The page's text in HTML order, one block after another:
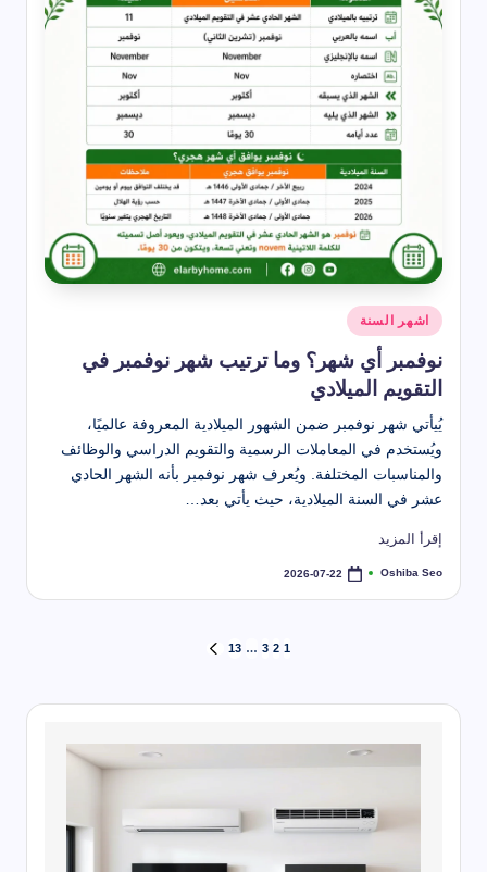
نُشر
في
اشهر السنة
نوفمبر أي شهر؟ وما ترتيب شهر نوفمبر في
التقويم الميلادي
يُيأتي شهر نوفمبر ضمن الشهور الميلادية المعروفة عالميًا،
ويُستخدم في المعاملات الرسمية والتقويم الدراسي والوظائف
والمناسبات المختلفة. ويُعرف شهر نوفمبر بأنه الشهر الحادي
عشر في السنة الميلادية، حيث يأتي بعد…
إقرأ المزيد
تمّ
بواسطة
Oshiba Seo
2026-07-22
صفحات
المقالات
1
2
3
…
13